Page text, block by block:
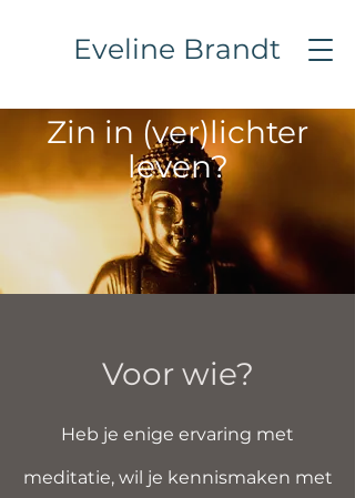
Eveline Brandt
Zin in (ver)lichter
leven?
Voor wie?
Heb je enige ervaring met
meditatie, wil je kennismaken met